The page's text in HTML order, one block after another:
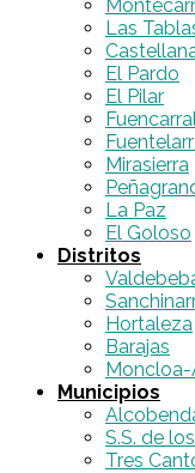
Las
El Pardo
El Pilar
Mirasierra
La Paz
El Goloso
Distritos
Hortaleza
Barajas
Municipios
S.S. de
Tres